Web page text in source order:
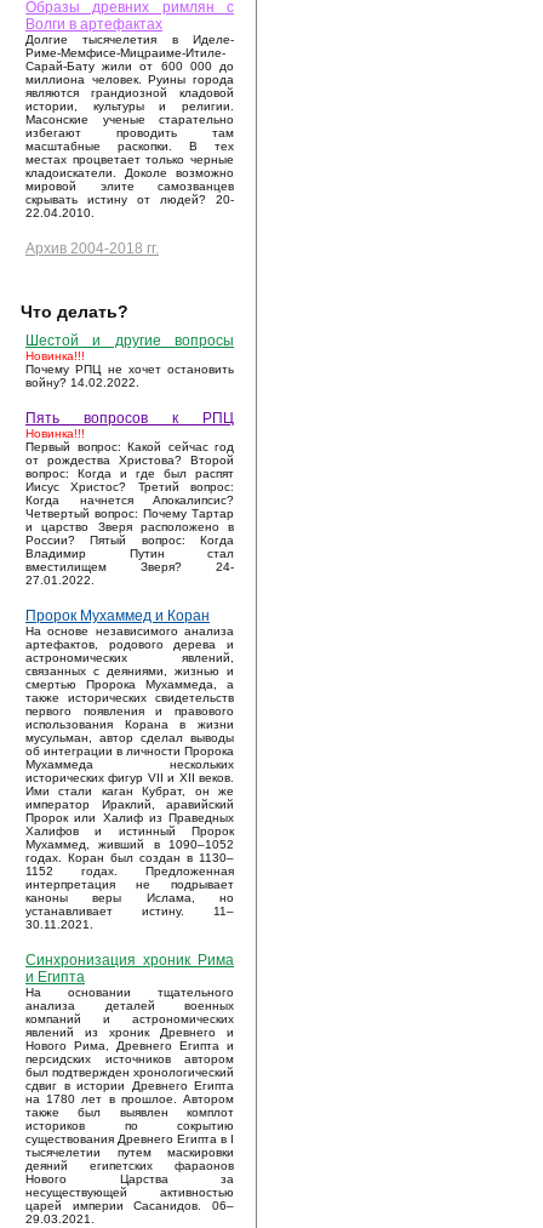
Образы древних римлян с
Волги в артефактах
Долгие тысячелетия в Иделе-
Риме-Мемфисе-Мицраиме-Итиле-
Сарай-Бату жили от 600 000 до
миллиона человек. Руины города
являются грандиозной кладовой
истории, культуры и религии.
Масонские ученые старательно
избегают проводить там
масштабные раскопки. В тех
местах процветает только черные
кладоискатели. Доколе возможно
мировой элите самозванцев
скрывать истину от людей? 20-
22.04.2010.
Архив 2004-2018 гг.
Что делать?
Шестой и другие вопросы
Новинка!!!
Почему РПЦ не хочет остановить
войну? 14.02.2022.
Пять вопросов к РПЦ
Новинка!!!
Первый вопрос: Какой сейчас год
от рождества Христова? Второй
вопрос: Когда и где был распят
Иисус Христос? Третий вопрос:
Когда начнется Апокалипсис?
Четвертый вопрос: Почему Тартар
и царство Зверя расположено в
России? Пятый вопрос: Когда
Владимир Путин стал
вместилищем Зверя? 24-
27.01.2022.
Пророк Мухаммед и Коран
На основе независимого анализа
артефактов, родового дерева и
астрономических явлений,
связанных с деяниями, жизнью и
смертью Пророка Мухаммеда, а
также исторических свидетельств
первого появления и правового
использования Корана в жизни
мусульман, автор сделал выводы
об интеграции в личности Пророка
Мухаммеда нескольких
исторических фигур VII и XII веков.
Ими стали каган Кубрат, он же
император Ираклий, аравийский
Пророк или Халиф из Праведных
Халифов и истинный Пророк
Мухаммед, живший в 1090–1052
годах. Коран был создан в 1130–
1152 годах. Предложенная
интерпретация не подрывает
каноны веры Ислама, но
устанавливает истину. 11–
30.11.2021.
Синхронизация хроник Рима
и Египта
На основании тщательного
анализа деталей военных
компаний и астрономических
явлений из хроник Древнего и
Нового Рима, Древнего Египта и
персидских источников автором
был подтвержден хронологический
сдвиг в истории Древнего Египта
на 1780 лет в прошлое. Автором
также был выявлен комплот
историков по сокрытию
существования Древнего Египта в I
тысячелетии путем маскировки
деяний египетских фараонов
Нового Царства за
несуществующей активностью
царей империи Сасанидов. 06–
29.03.2021.